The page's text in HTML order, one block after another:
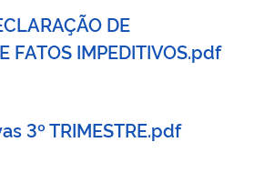
DE
FATOS IMPEDITIVOS.pdf
3º TRIMESTRE.pdf